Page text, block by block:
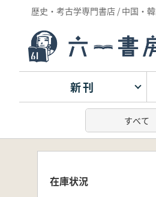
歴史・考古学専門書店 / 中国・
新刊
在庫状況